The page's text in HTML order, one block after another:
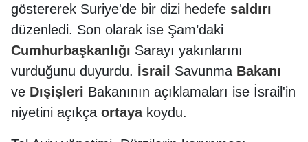
göstererek Suriye'de bir dizi hedefe saldırı
düzenledi. Son olarak ise Şam’daki
Cumhurbaşkanlığı Sarayı yakınlarını
vurduğunu duyurdu. İsrail Savunma Bakanı
ve Dışişleri Bakanının açıklamaları ise İsrail'in
niyetini açıkça ortayakoydu.